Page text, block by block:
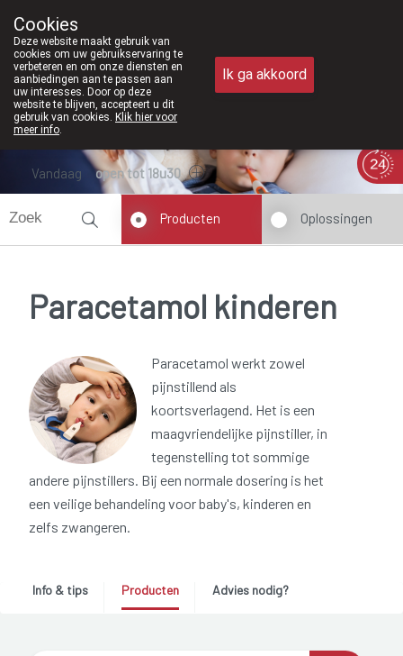
011/610300
Vandaag open tot 18u30
Producten Oplossingen
Paracetamol kinderen
Paracetamol werkt zowel
pijnstillend als
koortsverlagend. Het is een
maagvriendelijke pijnstiller, in
tegenstelling tot sommige
andere pijnstillers. Bij een normale dosering is het
een veilige behandeling voor baby's, kinderen en
zelfs zwangeren.
Info & tips Producten Advies nodig?
Cookies
Deze website maakt gebruik van
cookies om uw gebruikservaring te
verbeteren en om onze diensten en
aanbiedingen aan te passen aan
uw interesses. Door op deze
website te blijven, accepteert u dit
gebruik van cookies. Klik hier voor
meer info.
Ik ga akkoord